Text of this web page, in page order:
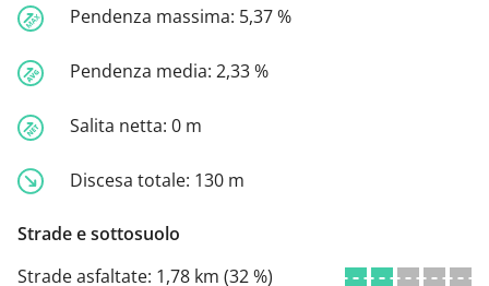
Pendenza massima: 5,37 %
Pendenza media: 2,33 %
Salita netta: 0 m
Discesa totale: 130 m
Strade e sottosuolo
Strade asfaltate: 1,78 km (32 %)